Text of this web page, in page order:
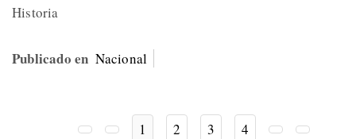
Historia
Publicado en Nacional
1 2 3
4